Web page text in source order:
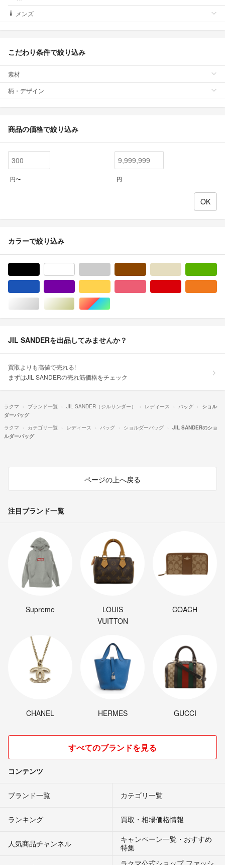
メンズ
こだわり条件で絞り込み
素材
柄・デザイン
商品の価格で絞り込み
円〜 円
カラーで絞り込み
シルバー/銀色系ゴールド/金色系マルチカラー
JIL SANDERを出品してみませんか？
買取よりも高値で売れる!
まずはJIL SANDERの売れ筋価格をチェック
ラクマ ブランド一覧 JIL SANDER（ジルサンダー） レディース バッグ
ショル
ダーバッグ
ラクマ
カテゴリ一覧 レディース バッグ ショルダーバッグ
JIL SANDERのショ
ルダーバッグ
ページの上へ戻る
注目ブランド一覧
Supreme
LOUIS
VUITTON
COACH
CHANEL HERMES GUCCI
すべてのブランドを見る
コンテンツ
ブランド一覧 カテゴリ一覧
ランキング 買取・相場価格情報
人気商品チャンネル
キャンペーン一覧・おすすめ
特集
ラクマ公式ショップ ファッシ